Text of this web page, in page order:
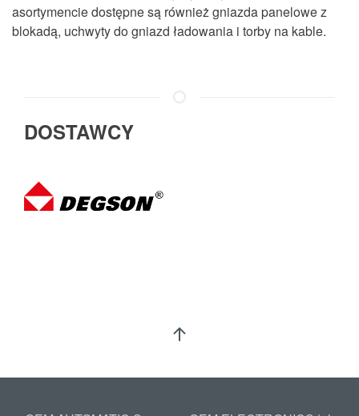
asortymencie dostępne są również gniazda panelowe z
blokadą, uchwyty do gniazd ładowania i torby na kable.
DOSTAWCY